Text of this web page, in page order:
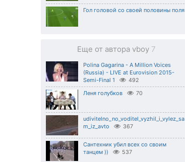
Гол головой со своей половины поля
Еще от автора vboy 7
Polina Gagarina - A Million Voices
(Russia) - LIVE at Eurovision 2015-
Semi-Final 1
492
Леня голубков 70
udivitelno_no_voditel_vyzhil_i_vylez_sa
m_iz_avto
367
Сантехник убил всех со своим
танцем ))
537